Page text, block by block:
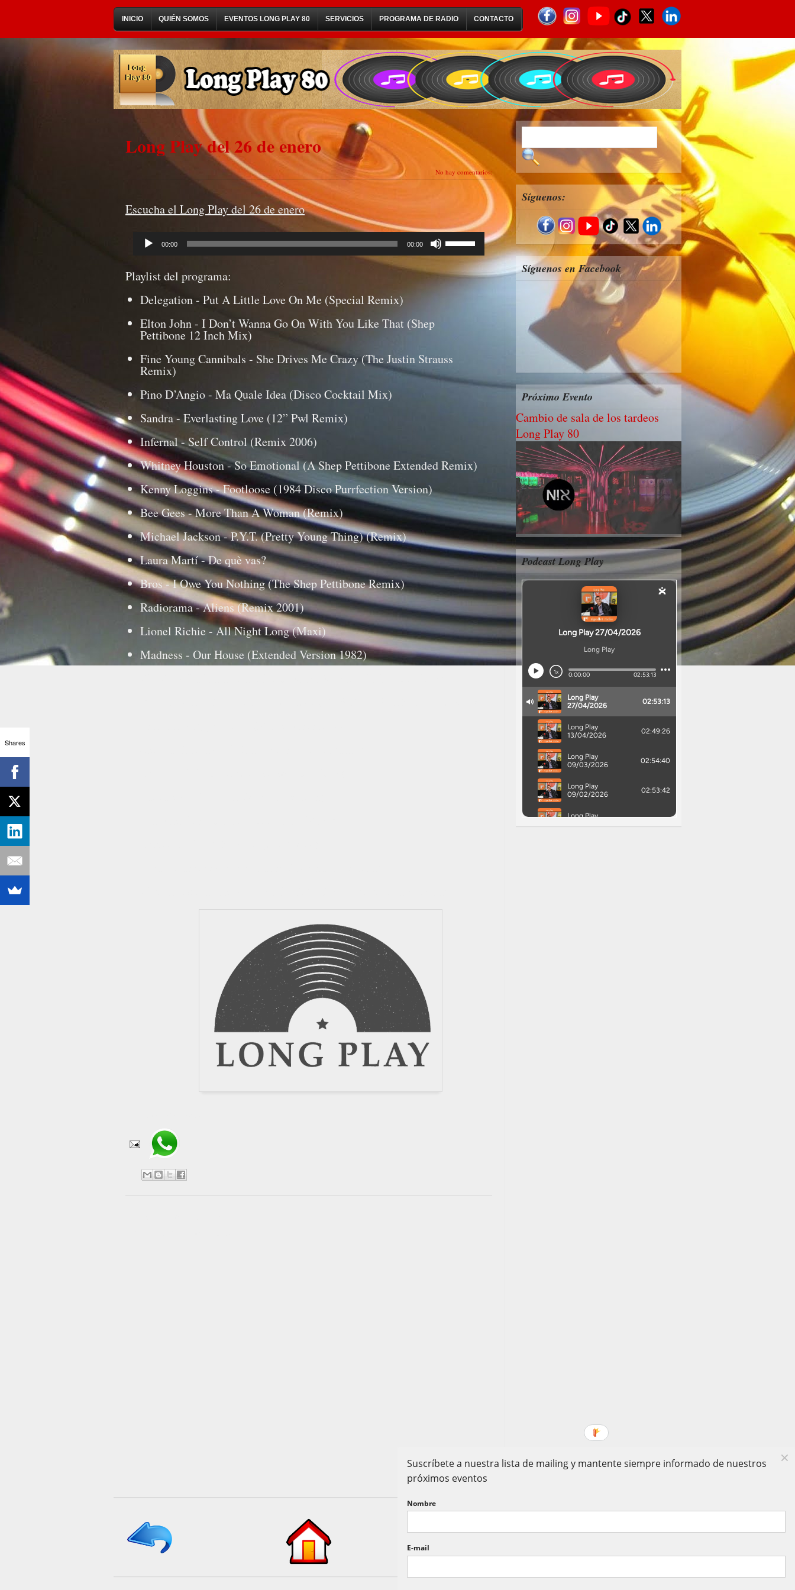
INICIO QUIÉN SOMOS EVENTOS LONG PLAY 80 SERVICIOS PROGRAMA DE RADIO CONTACTO
Long Play del 26 de enero
No hay comentarios:
Escucha el Long Play del 26 de enero
Playlist del programa:
Delegation - Put A Little Love On Me (Special Remix)
Elton John - I Don’t Wanna Go On With You Like That (Shep
Pettibone 12 Inch Mix)
Fine Young Cannibals - She Drives Me Crazy (The Justin Strauss
Remix)
Pino D’Angio - Ma Quale Idea (Disco Cocktail Mix)
Sandra - Everlasting Love (12” Pwl Remix)
Infernal - Self Control (Remix 2006)
Whitney Houston - So Emotional (A Shep Pettibone Extended Remix)
Kenny Loggins - Footloose (1984 Disco Purrfection Version)
Bee Gees - More Than A Woman (Remix)
Michael Jackson - P.Y.T. (Pretty Young Thing) (Remix)
Laura Martí - De què vas?
Bros - I Owe You Nothing (The Shep Pettibone Remix)
Radiorama - Aliens (Remix 2001)
Lionel Richie - All Night Long (Maxi)
Madness - Our House (Extended Version 1982)
Síguenos:
Síguenos en Facebook
Próximo Evento
Cambio de sala de los tardeos
Long Play 80
Podcast Long Play
Shares
Suscríbete a nuestra lista de mailing y mantente siempre informado de nuestros
próximos eventos
Nombre
E-mail